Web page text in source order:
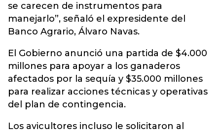
se carecen de instrumentos para
manejarlo”, señaló el expresidente del
Banco Agrario, Álvaro Navas.
El Gobierno anunció una partida de $4.000
millones para apoyar a los ganaderos
afectados por la sequía y $35.000 millones
para realizar acciones técnicas y operativas
del plan de contingencia.
Los avicultores incluso le solicitaron al